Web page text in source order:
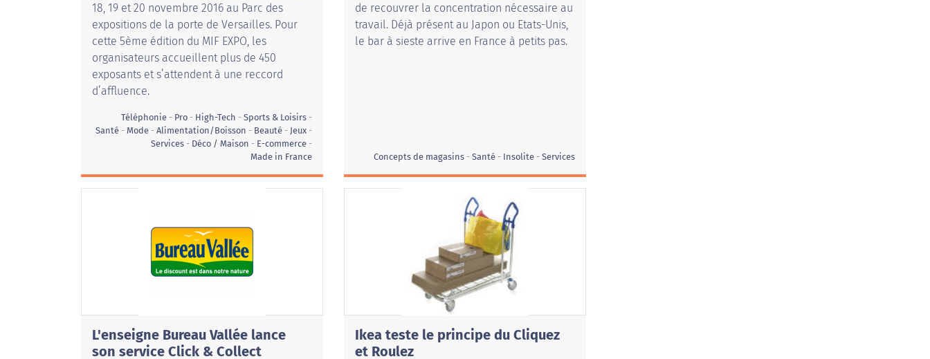
18, 19 et 20 novembre 2016 au Parc des
expositions de la porte de Versailles. Pour
cette 5ème édition du MIF EXPO, les
organisateurs accueillent plus de 450
exposants et s’attendent à une reccord
d’affluence.
Téléphonie Pro High-Tech
Sports & Loisirs
Santé
Mode Alimentation/Boisson Beauté
Jeux
Services
Déco / Maison
E-commerce
Made in France
de recouvrer la concentration nécessaire au
travail. Déjà présent au Japon ou Etats-Unis,
le bar à sieste arrive en France à petits pas.
Concepts de magasins Santé Insolite Services
L'enseigne Bureau Vallée lance
son service Click & Collect
Ikea teste le principe du Cliquez
et Roulez